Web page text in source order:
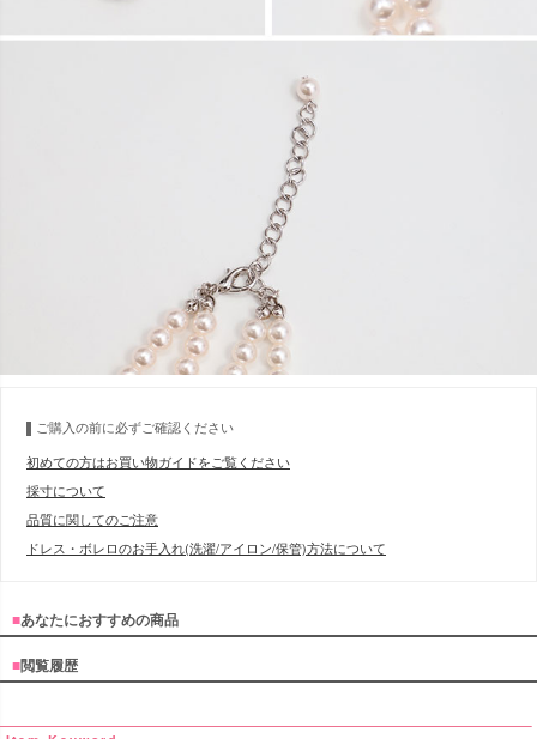
ご購入の前に必ずご確認ください
初めての方はお買い物ガイドをご覧ください
採寸について
品質に関してのご注意
ドレス・ボレロのお手入れ(洗濯/アイロン/保管)方法について
■あなたにおすすめの商品
■閲覧履歴